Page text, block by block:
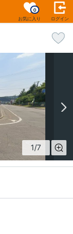
お気に入り
0
ログイン
1/7